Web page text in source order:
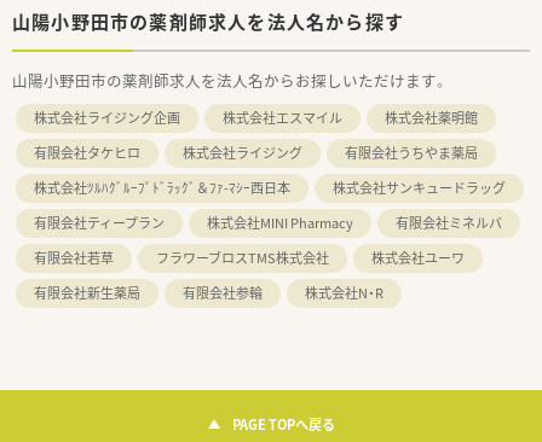
山陽小野田市の薬剤師求人を法人名から探す
山陽小野田市の薬剤師求人を法人名からお探しいただけます。
株式会社ライジング企画 株式会社エスマイル
株式会社薬明館
有限会社タケヒロ
株式会社ライジング
有限会社うちやま薬局
株式会社ﾂﾙﾊｸﾞﾙｰﾌﾟﾄﾞﾗｯｸﾞ＆ﾌｧ-ﾏｼｰ西日本
株式会社サンキュードラッグ
有限会社ティープラン
株式会社MINI Pharmacy
有限会社ミネルバ
有限会社若草
フラワーブロスTMS株式会社
株式会社ユーワ
有限会社新生薬局
有限会社参輪 株式会社N・R
PAGE TOPへ戻る